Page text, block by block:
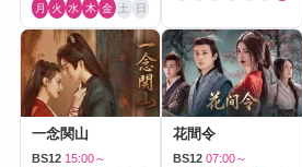
月 火 水 木 金 土 日
一念関山
BS12 15:00～
花間令
BS12 07:00～